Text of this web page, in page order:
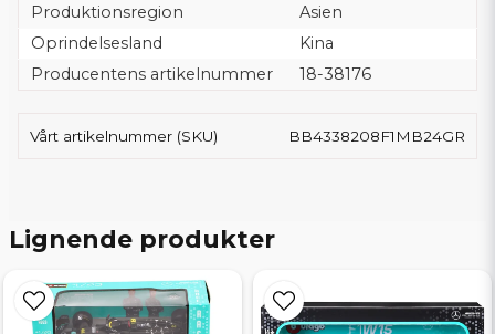
Produktionsregion
Asien
Oprindelsesland
Kina
Producentens artikelnummer
18-38176
Vårt artikelnummer (SKU) BB4338208F1MB24GR
Lignende produkter